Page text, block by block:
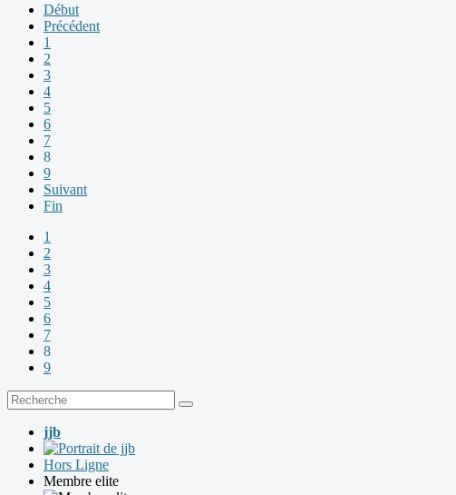
Début
Précédent
1
2
3
4
5
6
7
8
9
Suivant
Fin
1
2
3
4
5
6
7
8
9
jjb
Hors Ligne
Membre elite